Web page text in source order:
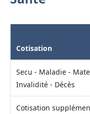
Cotisation
Secu - Maladie -
Invalidité - Décès
Cotisation